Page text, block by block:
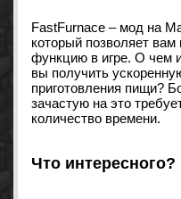
FastFurnace – мод на
который позволяет
функцию в игре. О чем
вы получить
приготовления пищи?
зачастую на это
количество времени.
Что интересного?